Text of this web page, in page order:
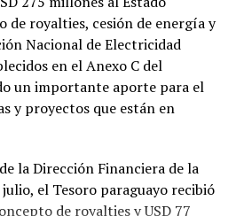
de royalties, cesión de energía y
Nacional de Electricidad
en el Anexo C del
un importante aporte para el
y proyectos que están en
la Dirección Financiera de la
el Tesoro paraguayo recibió
de royalties y USD 77